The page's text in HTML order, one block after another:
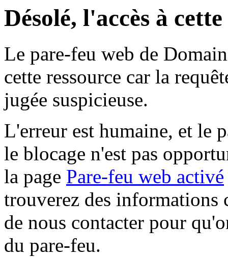
Désolé, l'accès à
Le pare-feu web de
cette ressource car la
jugée suspicieuse.
L'erreur est humaine, et le
le blocage n'est pas
la page Pare-feu web activé
trouverez des informations
de nous contacter pour
du pare-feu.